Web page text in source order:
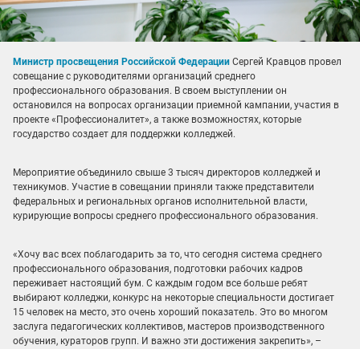
Министр просвещения Российской Федерации Сергей Кравцов провел
совещание с руководителями организаций среднего
профессионального образования. В своем выступлении он
остановился на вопросах организации приемной кампании, участия в
проекте «Профессионалитет», а также возможностях, которые
государство создает для поддержки колледжей.
Мероприятие объединило свыше 3 тысяч директоров колледжей и
техникумов. Участие в совещании приняли также представители
федеральных и региональных органов исполнительной власти,
курирующие вопросы среднего профессионального образования.
«Хочу вас всех поблагодарить за то, что сегодня система среднего
профессионального образования, подготовки рабочих кадров
переживает настоящий бум. С каждым годом все больше ребят
выбирают колледжи, конкурс на некоторые специальности достигает
15 человек на место, это очень хороший показатель. Это во многом
заслуга педагогических коллективов, мастеров производственного
обучения, кураторов групп. И важно эти достижения закрепить», –